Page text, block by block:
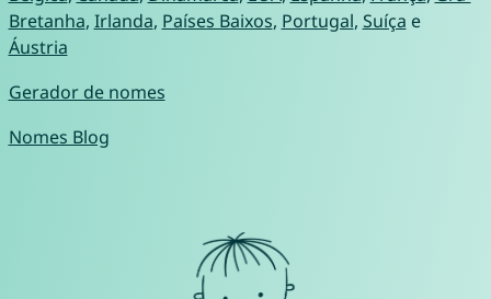
Bretanha, Irlanda, Países Baixos, Portugal, Suíça e
Áustria
Gerador de nomes
Nomes Blog